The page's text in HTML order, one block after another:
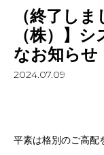
（終了し
（株）】
なお知らせ
2024.07.09
平素は格別のご高配